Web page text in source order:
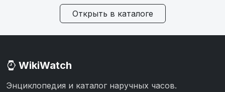
Открыть в каталоге
WikiWatch
Энциклопедия и каталог наручных часов.